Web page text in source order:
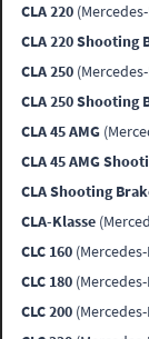
CLA 220
CLA 220 Shooting
CLA 250
CLA 250 Shooting
CLA 45 AMG
CLA 45 AMG
CLA Shooting
CLA-Klasse
CLC 160
CLC 180
CLC 200